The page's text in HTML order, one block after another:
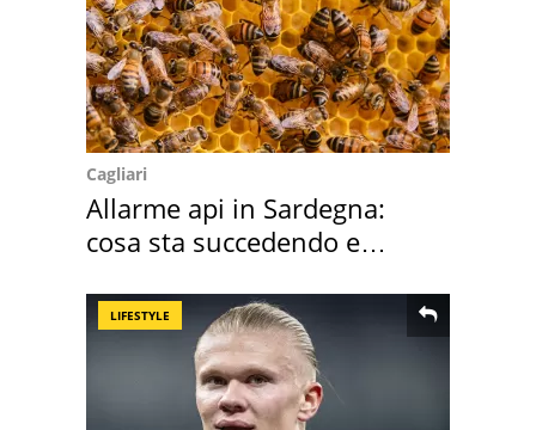
Cagliari
Allarme api in Sardegna:
cosa sta succedendo e
LIFESTYLE